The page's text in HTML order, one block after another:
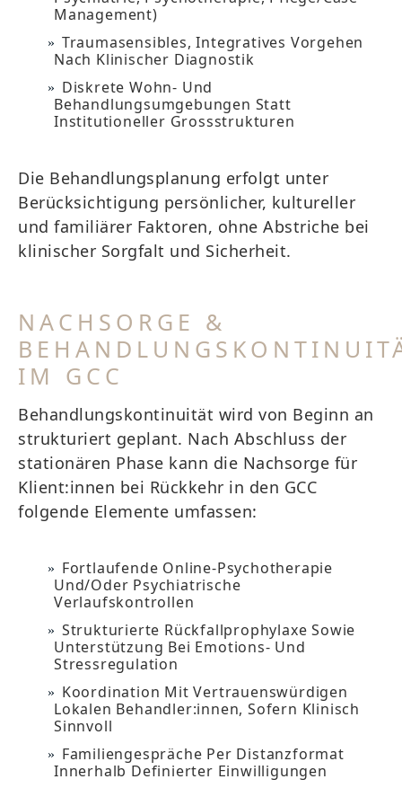
Management)
Traumasensibles, Integratives Vorgehen
Nach Klinischer Diagnostik
Diskrete Wohn- Und
Behandlungsumgebungen Statt
Institutioneller Grossstrukturen
Die Behandlungsplanung erfolgt unter
Berücksichtigung persönlicher, kultureller
und familiärer Faktoren, ohne Abstriche bei
klinischer Sorgfalt und Sicherheit.
NACHSORGE &
IM GCC
Behandlungskontinuität wird von Beginn an
strukturiert geplant. Nach Abschluss der
stationären Phase kann die Nachsorge für
Klient:innen bei Rückkehr in den GCC
folgende Elemente umfassen:
Fortlaufende Online-Psychotherapie
Und/oder Psychiatrische
Verlaufskontrollen
Strukturierte Rückfallprophylaxe Sowie
Unterstützung Bei Emotions- Und
Stressregulation
Koordination Mit Vertrauenswürdigen
Lokalen Behandler:innen, Sofern Klinisch
Sinnvoll
Familiengespräche Per Distanzformat
Innerhalb Definierter Einwilligungen